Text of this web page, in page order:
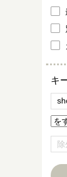
キ